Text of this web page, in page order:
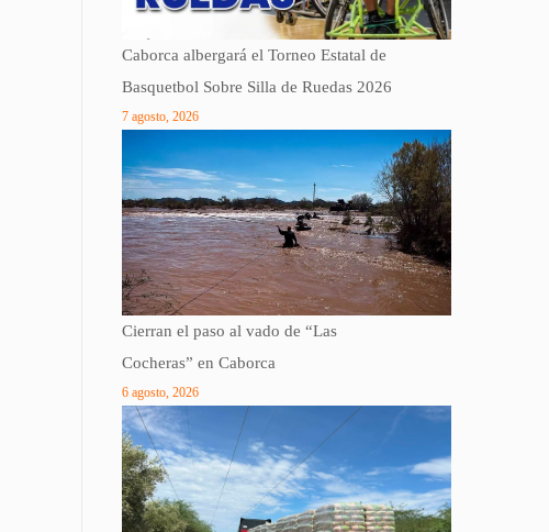
Caborca albergará el Torneo Estatal de
Basquetbol Sobre Silla de Ruedas 2026
7 agosto, 2026
Cierran el paso al vado de “Las
Cocheras” en Caborca
6 agosto, 2026